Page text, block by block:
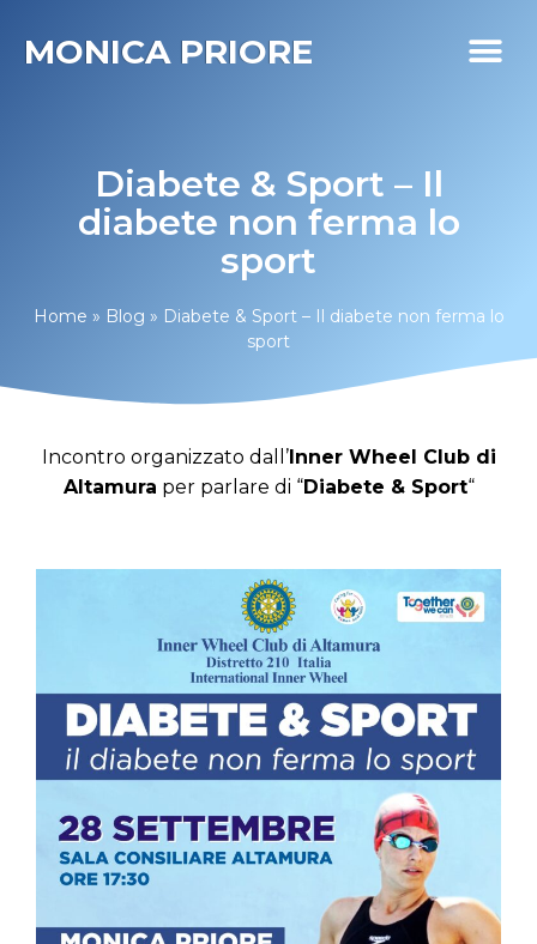
MONICA PRIORE
Diabete & Sport – Il
diabete non ferma lo
sport
Home » Blog » Diabete & Sport – Il diabete non ferma lo
sport
Incontro organizzato dall’Inner Wheel Club di
Altamura per parlare di “Diabete & Sport“